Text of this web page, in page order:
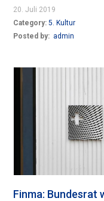
20. Juli 2019
Category:5. Kultur
Posted by: admin
Finma: Bundesrat